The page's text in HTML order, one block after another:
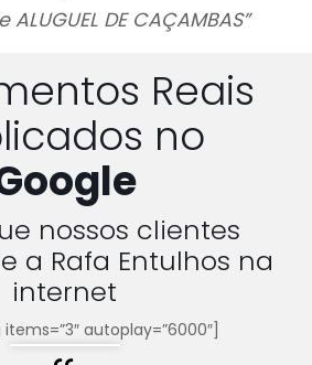
DE CAÇAMBAS”
Reais
no
nossos clientes
a Rafa Entulhos na
internet
autoplay=”6000″]